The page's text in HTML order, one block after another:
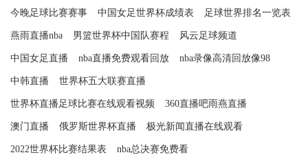
今晚足球比赛赛事 中国女足世界杯成绩表 足球世界排名一览表
燕雨直播nba 男篮世界杯中国队赛程 风云足球频道
中国女足直播 nba直播免费观看回放 nba录像高清回放像98
中韩直播 世界杯五大联赛直播
世界杯直播足球比赛在线观看视频 360直播吧雨燕直播
澳门直播 俄罗斯世界杯直播 极光新闻直播在线观看
2022世界杯比赛结果表 nba总决赛免费看